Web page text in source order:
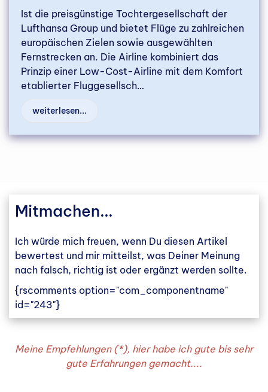
Ist die preisgünstige Tochtergesellschaft der
Lufthansa Group und bietet Flüge zu zahlreichen
europäischen Zielen sowie ausgewählten
Fernstrecken an. Die Airline kombiniert das
Prinzip einer Low-Cost-Airline mit dem Komfort
etablierter Fluggesellsch…
weiterlesen...
Mitmachen...
Ich würde mich freuen, wenn Du diesen Artikel
bewertest und mir mitteilst, was Deiner Meinung
nach falsch, richtig ist oder ergänzt werden sollte.
{rscomments option="com_componentname"
id="243"}
Meine Empfehlungen (*), hier habe ich gute bis sehr
gute Erfahrungen gemacht....